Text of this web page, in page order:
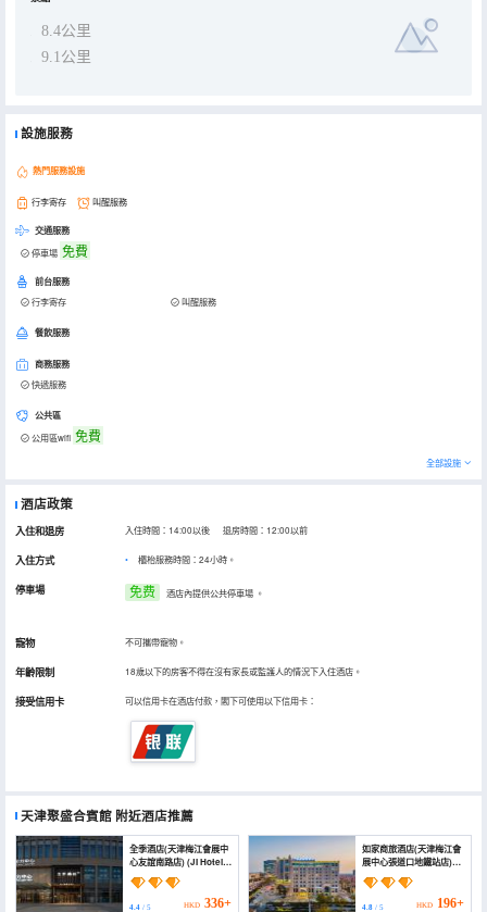
8.4公里
9.1公里
設施服務
熱門服務設施
行李寄存 叫醒服務
交通服務
停車場 免費
前台服務
行李寄存 叫醒服務
餐飲服務
商務服務
快遞服務
公共區
公用區wifi 免費
全部設施
酒店政策
入住和退房 入住時間：14:00以後 退房時間：12:00以前
入住方式 櫃枱服務時間：24小時。
停車場 免费 酒店內提供公共停車場 。
寵物 不可攜帶寵物。
年齡限制 18歲以下的房客不得在沒有家長或監護人的情況下入住酒店。
接受信用卡 可以信用卡在酒店付款，閣下可使用以下信用卡：
天津聚盛合賓館 附近酒店推薦
全季酒店(天津梅江會展中
心友誼南路店) (JI Hotel
(Tianjin Meijiang
Convention and
Exhibition Center Youyi
4.4 / 5 HKD 336+
如家商旅酒店(天津梅江會
展中心張道口地鐵站店)
(Homeinn Selected
Hotel (Tianjin Meijiang
Convention Center
4.8/ 5 HKD 196+